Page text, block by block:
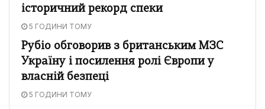
історичний рекорд спеки
5 ГОДИНИ ТОМУ
Рубіо обговорив з британським МЗС
Україну і посилення ролі Європи у
власній безпеці
5 ГОДИНИ ТОМУ